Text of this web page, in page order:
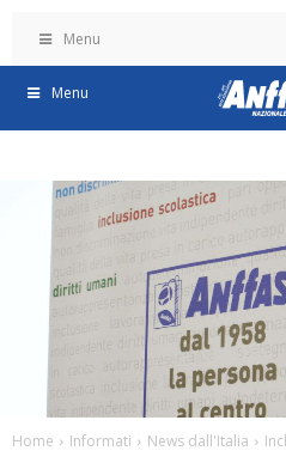
Menu
Menu
Home Informati News dall'Italia